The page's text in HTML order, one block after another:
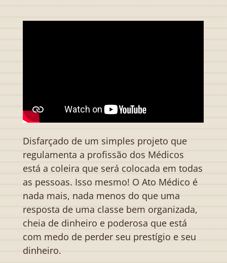
Disfarçado de um simples projeto que
regulamenta a profissão dos Médicos
está a coleira que será colocada em todas
as pessoas. Isso mesmo! O Ato Médico é
nada mais, nada menos do que uma
resposta de uma classe bem organizada,
cheia de dinheiro e poderosa que está
com medo de perder seu prestígio e seu
dinheiro.